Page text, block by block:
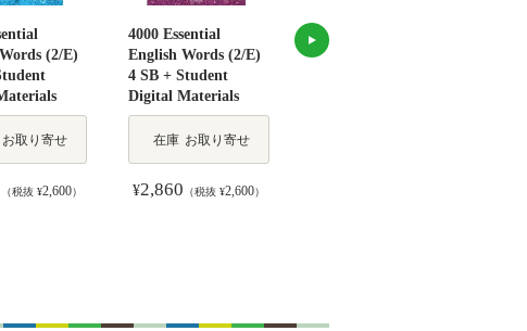
(2/E)
お取り寄せ
（税抜 ¥2,600）
4000 Essential
English Words (2/E)
4 SB + Student
Digital Materials
在庫 お取り寄せ
¥2,860 （税抜 ¥2,600）
4000 Essential
English Words (2/E)